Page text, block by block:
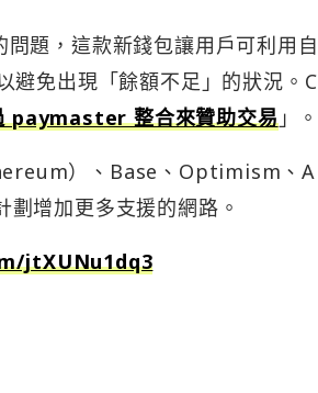
題，這款新錢包讓用戶可利用自
避免出現「餘額不足」的狀況。C
paymaster 整合來贊助交易」。
）、Base、Optimism、A
增加更多支援的網路。
jtXUNu1dq3